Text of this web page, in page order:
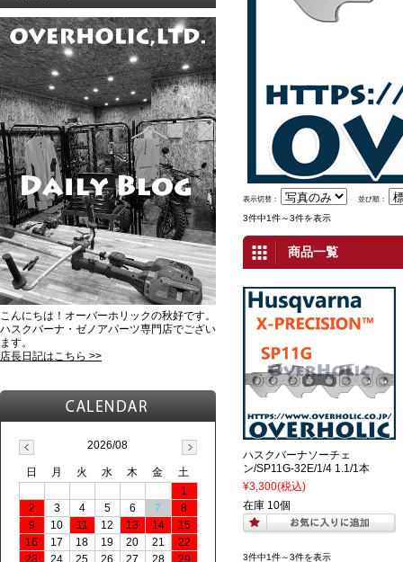
表示切替： 並び順：
3件中1件～3件を表示
商品一覧
ハスクバーナソーチェ
ン/SP11G-32E/1/4 1.1/1本
¥3,300(税込)
在庫 10個
3件中1件～3件を表示
こんにちは！オーバーホリックの秋好です。
ハスクバーナ・ゼノアパーツ専門店でござい
ます。
店長日記はこちら >>
2026/08
日 月 火 水 木 金
土
1
2
3 4 5 6 7
8
9
10 11 12 13 14
15
16
17 18 19 20 21
22
23
24 25 26 27 28
29